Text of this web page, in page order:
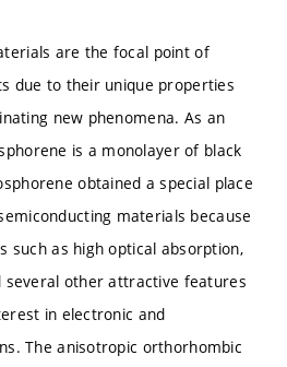
are the focal point of
due to their unique properties
new phenomena. As an
is a monolayer of black
obtained a special place
materials because
such as high optical absorption,
several other attractive features
in electronic and
The anisotropic orthorhombic